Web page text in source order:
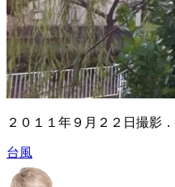
２０１１年９月２２日撮影．
台風